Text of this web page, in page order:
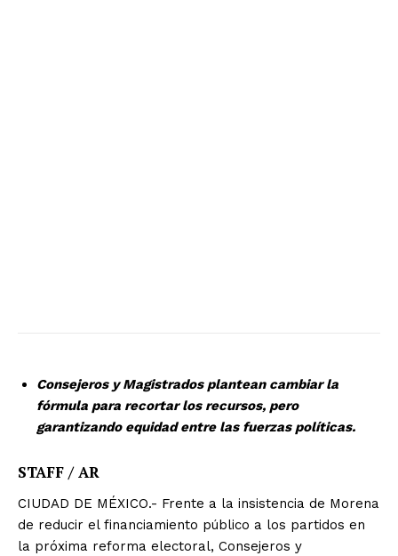
Consejeros y Magistrados plantean cambiar la
fórmula para recortar los recursos, pero
garantizando equidad entre las fuerzas políticas.
STAFF / AR
CIUDAD DE MÉXICO.- Frente a la insistencia de Morena
de reducir el financiamiento público a los partidos en
la próxima reforma electoral, Consejeros y